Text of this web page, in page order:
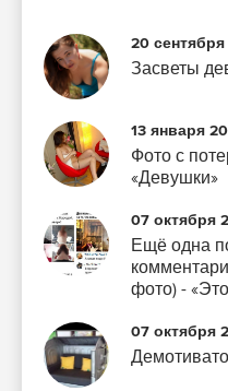
20 сентября
Засветы
13 января
Фото с
«Девушки»
07 октября
Ещё одна
фото) -
07 октября